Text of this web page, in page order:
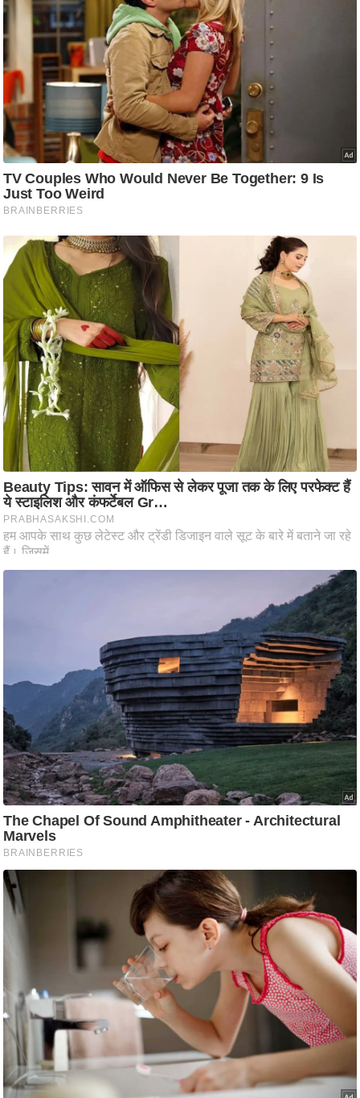
g
w
s
ला
इ
फ
स्टा
इ
टे
क्नॉ
लॉ
जी
ब्यू
टी
/
फै
श
न
घ
रे
लू
नु
स्खे
प
ट
ने
स
मं
त्रा
रि
ले
श
न
शि
नी
ति
वि
श्ले
ष